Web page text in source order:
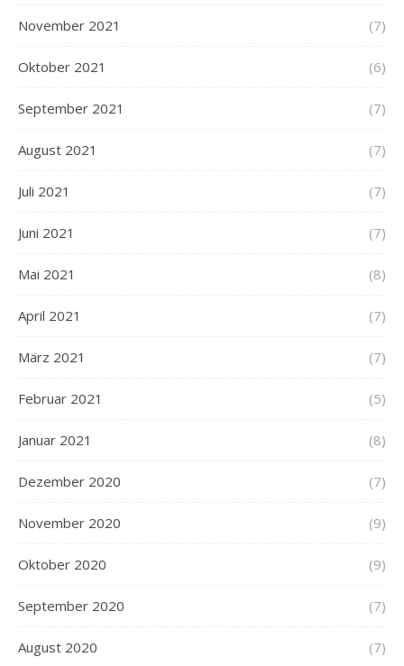
November 2021 (7)
Oktober 2021 (6)
September 2021 (7)
August 2021 (7)
Juli 2021 (7)
Juni 2021 (7)
Mai 2021 (8)
April 2021 (7)
März 2021 (7)
Februar 2021 (5)
Januar 2021 (8)
Dezember 2020 (7)
November 2020 (9)
Oktober 2020 (9)
September 2020 (7)
August 2020 (7)